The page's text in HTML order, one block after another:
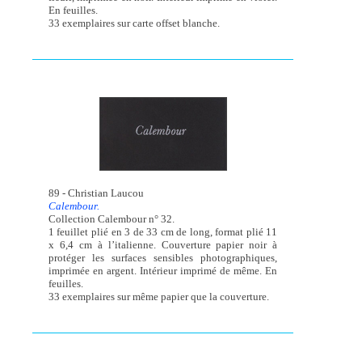
En feuilles.
33 exemplaires sur carte offset blanche.
89 - Christian Laucou
Calembour.
Collection Calembour n° 32.
1 feuillet plié en 3 de 33 cm de long, format plié 11
x 6,4 cm à l’italienne. Couverture papier noir à
protéger les surfaces sensibles photographiques,
imprimée en argent. Intérieur imprimé de même. En
feuilles.
33 exemplaires sur même papier que la couverture.